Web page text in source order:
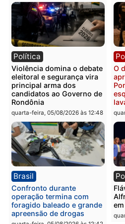
Política
Jônatas França é aprovado
na convenção e
confirmado candidato a
deputado federal pelo
Republicanos
quarta-feira, 05/08/2026 às 15:52
Política
Violência domina o debate
eleitoral e segurança vira
principal arma dos
candidatos ao Governo de
Rondônia